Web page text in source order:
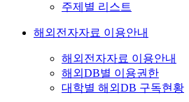
주제별 리스트
해외전자자료 이용안내
해외전자자료 이용안내
해외DB별 이용권한
대학별 해외DB 구독현황